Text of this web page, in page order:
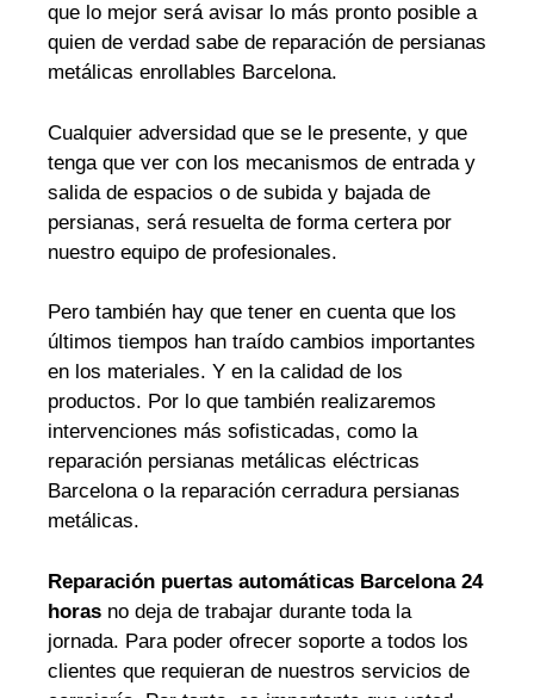
que lo mejor será avisar lo más pronto posible a
quien de verdad sabe de reparación de persianas
metálicas enrollables Barcelona.
Cualquier adversidad que se le presente, y que
tenga que ver con los mecanismos de entrada y
salida de espacios o de subida y bajada de
persianas, será resuelta de forma certera por
nuestro equipo de profesionales.
Pero también hay que tener en cuenta que los
últimos tiempos han traído cambios importantes
en los materiales. Y en la calidad de los
productos. Por lo que también realizaremos
intervenciones más sofisticadas, como la
reparación persianas metálicas eléctricas
Barcelona o la reparación cerradura persianas
metálicas.
Reparación puertas automáticas Barcelona 24
horas no deja de trabajar durante toda la
jornada. Para poder ofrecer soporte a todos los
clientes que requieran de nuestros servicios de